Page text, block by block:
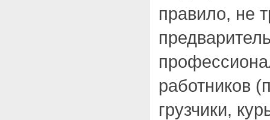
правило, не
работников
грузчики,